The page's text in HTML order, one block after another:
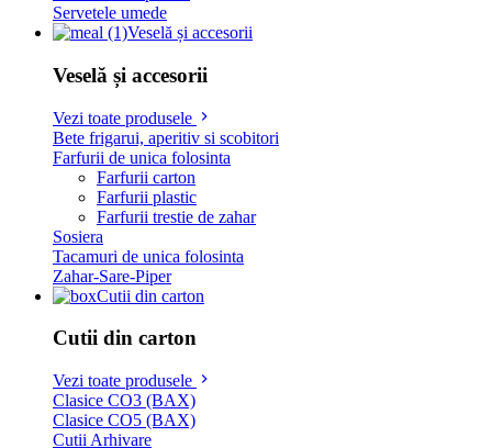
Servetele umede
Veselă și accesorii
Veselă și accesorii
Vezi toate produsele
Bete frigarui, aperitiv si scobitori
Farfurii de unica folosinta
Farfurii carton
Farfurii plastic
Farfurii trestie de zahar
Sosiera
Tacamuri de unica folosinta
Zahar-Sare-Piper
Cutii din carton
Cutii din carton
Vezi toate produsele
Clasice CO3 (BAX)
Clasice CO5 (BAX)
Cutii Arhivare